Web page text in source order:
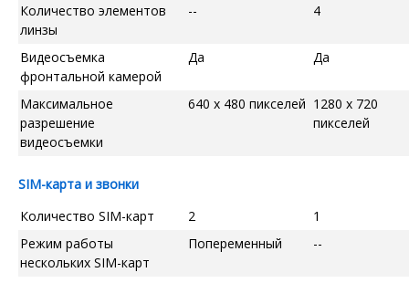
Количество элементов
линзы
-- 4
Видеосъемка
фронтальной камерой
Да Да
Максимальное
разрешение
видеосъемки
640 x 480 пикселей 1280 x 720
пикселей
SIM-карта и звонки
Количество SIM-карт
2
1
Режим работы
нескольких SIM-карт
Попеременный --